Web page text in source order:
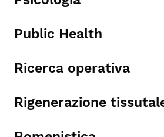
Public Health
Ricerca operativa
Rigenerazione